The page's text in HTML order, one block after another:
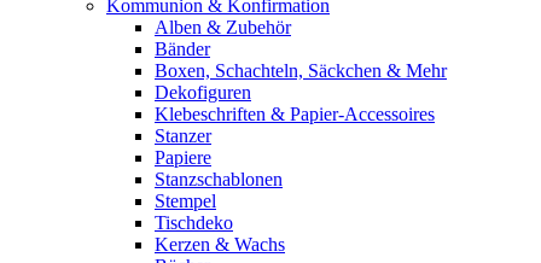
Kommunion & Konfirmation
Alben & Zubehör
Bänder
Boxen, Schachteln, Säckchen & Mehr
Dekofiguren
Klebeschriften & Papier-Accessoires
Stanzer
Papiere
Stanzschablonen
Stempel
Tischdeko
Kerzen & Wachs